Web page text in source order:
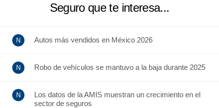
Seguro que te interesa...
Autos más vendidos en México 2026
Robo de vehículos se mantuvo a la baja durante 2025
Los datos de la AMIS muestran un crecimiento en el
sector de seguros